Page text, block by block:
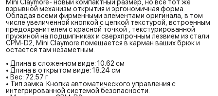
Mini Сlaymore- новый компактный размер, но все тот же
взрывной механизм открытия и эргономичная форма.
Обладая всеми фирменными элементами оригинала, в том
числе увеличенной кнопкой с цепкой текстурой, встроенным
предохранителем с красной точкой , текстурированной
пружиной на подшипниках и сверхпрочным лезвием из стали
CPM-D2, Mini Claymore помещается в карман ваших брюк и
остается там незаметным.
• Длина в сложенном виде: 10.62 см
• Длина в открытом виде: 18.24 см
• Вес: 72.57 г
• Тип замка: Кнопка автоматического управления с
интегрированной системой безопасности.